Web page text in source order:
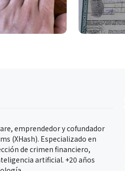
emprendedor y cofundador
(XHash). Especializado en
de crimen financiero,
artificial. +20 años